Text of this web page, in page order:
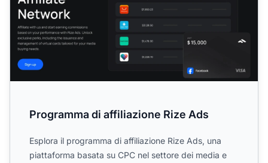
Programma di affiliazione Rize Ads
Esplora il programma di affiliazione Rize Ads, una
piattaforma basata su CPC nel settore dei media e